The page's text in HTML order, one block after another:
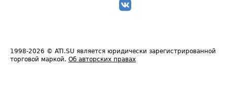
1998-2026 © ATI.SU является юридически зарегистрированной
торговой маркой. Об авторских правах